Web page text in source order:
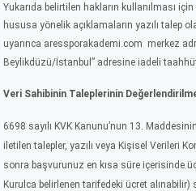
Yukarıda belirtilen hakların kullanılması
hususa yönelik açıklamaların yazılı talep
uyarınca aressporakademi.com merkez
Beylikdüzü/İstanbul” adresine iadeli
Veri Sahibinin Taleplerinin
6698 sayılı KVK Kanunu’nun 13.
iletilen talepler, yazılı veya Kişisel Verileri
sonra başvurunuz en kısa süre içerisinde
Kurulca belirlenen tarifedeki ücret